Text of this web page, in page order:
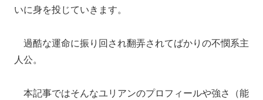
いに身を投じていきます。
過酷な運命に振り回され翻弄されてばかりの不憫系主
人公。
本記事ではそんなユリアンのプロフィールや強さ（能